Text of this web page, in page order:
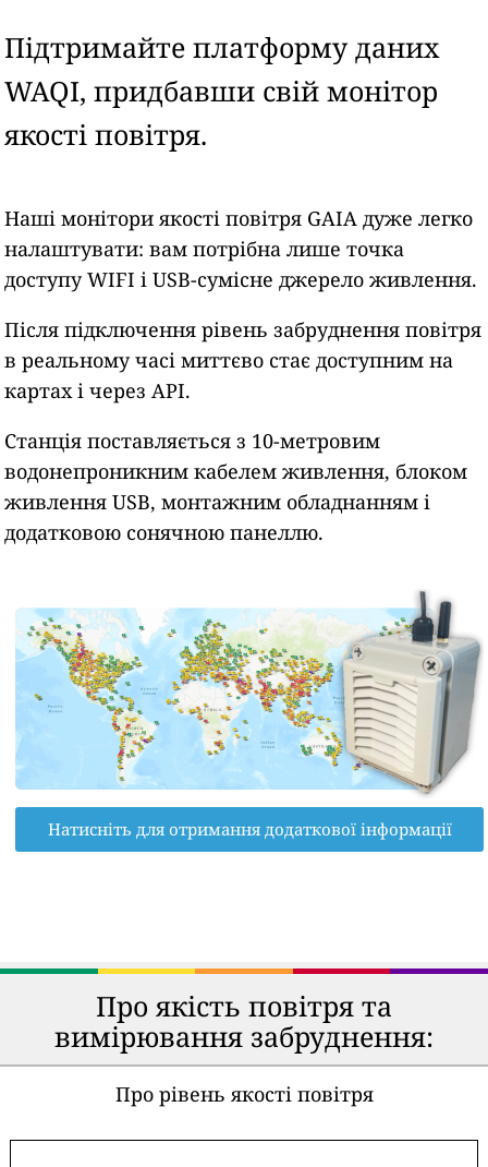
Підтримайте платформу даних
WAQI, придбавши свій монітор
якості повітря.
Наші монітори якості повітря GAIA дуже легко
налаштувати: вам потрібна лише точка
доступу WIFI і USB-сумісне джерело живлення.
Після підключення рівень забруднення повітря
в реальному часі миттєво стає доступним на
картах і через API.
Станція поставляється з 10-метровим
водонепроникним кабелем живлення, блоком
живлення USB, монтажним обладнанням і
додатковою сонячною панеллю.
Натисніть для отримання додаткової інформації
Про якість повітря та
вимірювання забруднення:
Про рівень якості повітря